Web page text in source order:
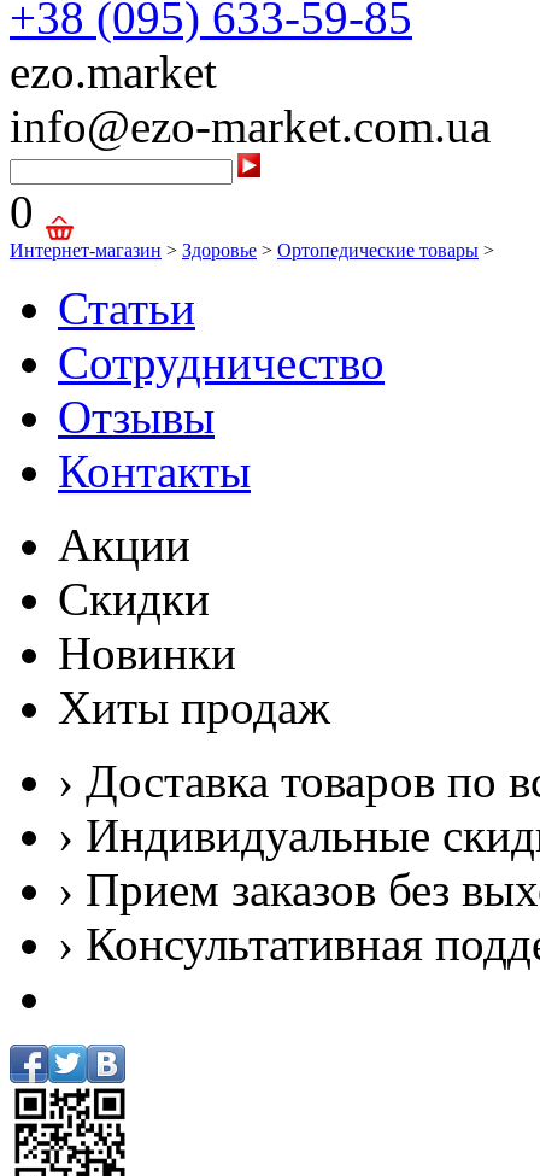
+38 (095) 633-59-85
ezo.market
info@ezo-market.com.ua
0
Интернет-магазин > Здоровье > Ортопедические товары >
Статьи
Сотрудничество
Отзывы
Контакты
Акции
Скидки
Новинки
Хиты продаж
› Доставка товаров по
› Индивидуальные
› Прием заказов без
› Консультативная